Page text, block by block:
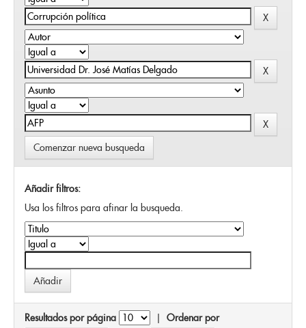
Comenzar nueva busqueda
Añadir filtros:
Usa los filtros para afinar la busqueda.
Resultados por página | Ordenar por